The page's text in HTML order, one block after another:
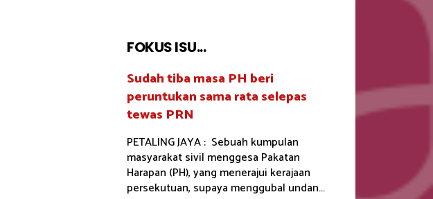
FOKUS ISU...
Sudah tiba masa PH beri
peruntukan sama rata selepas
tewas PRN
PETALING JAYA : Sebuah kumpulan
masyarakat sivil menggesa Pakatan
Harapan (PH), yang menerajui kerajaan
persekutuan, supaya menggubal undan...